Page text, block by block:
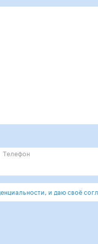
Телефон
и даю своё